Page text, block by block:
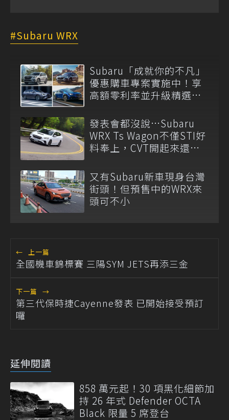
Subaru WRX
Subaru「成就你的不凡」
優惠購車專案實施中！享
高額零利率並升級精選配
發表會都沒說…Subaru
WRX Ts Wagon不僅STI好
料奉上，CVT開起來還像
又有Subaru新車現身台灣
街頭！但預售中的WRX來
頭可不小
← 上一篇
全國機車錦標賽 三陽SYM JETS再添三金
下一篇 →
第三代保時捷Cayenne發表 已開始接受預訂
囉
延伸閱讀
858 萬元起！30 項黑化細節加
持 26 年式 Defender OCTA
Black 限量 5 席登台